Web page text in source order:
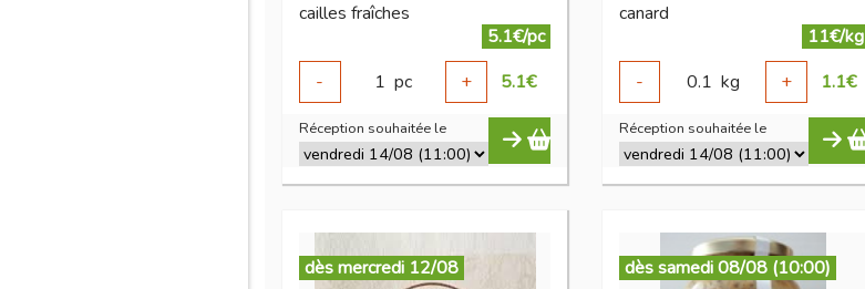
cailles fraîches
5.1€/pc
-
1 pc + 5.1€
Réception souhaitée le
canard
11€/kg
-
0.1 kg + 1.1€
Réception souhaitée le
dès mercredi 12/08 dès samedi 08/08 (10:00)